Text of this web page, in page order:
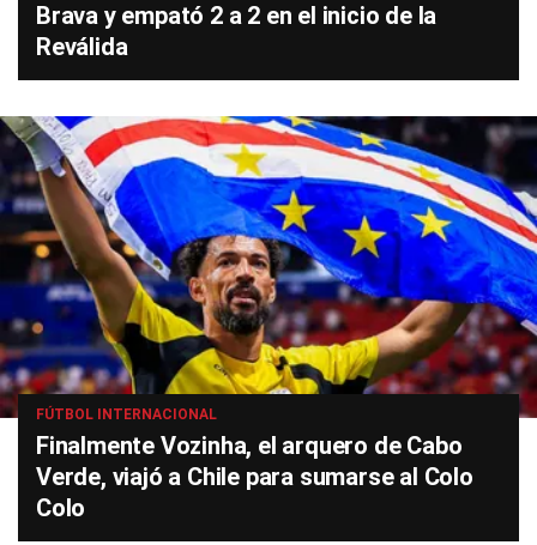
Brava y empató 2 a 2 en el inicio de la
Reválida
FÚTBOL INTERNACIONAL
Finalmente Vozinha, el arquero de Cabo
Verde, viajó a Chile para sumarse al Colo
Colo